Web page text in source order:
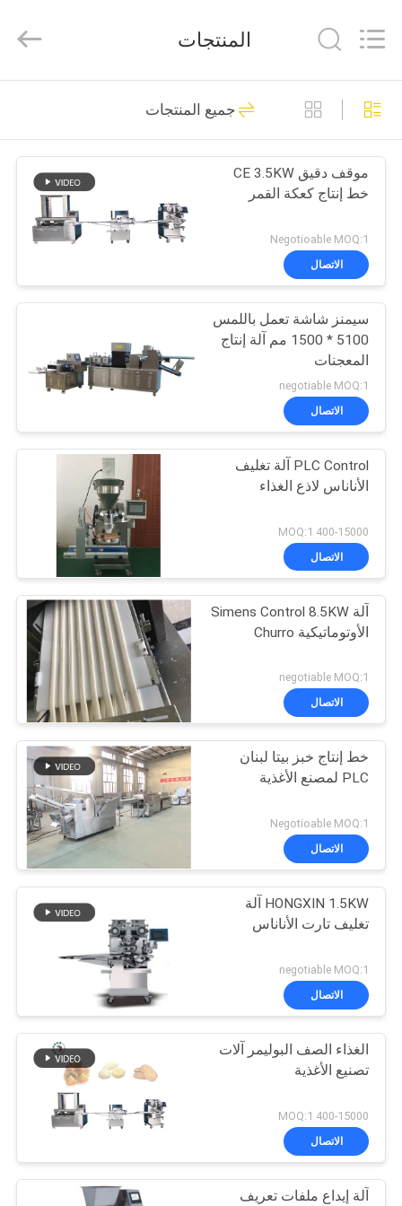
المنزل
المنتجات
برنامج
حولنا
جولة
المصنع
مراقبة
اتصل
بنا
أخبار
اطلب
اقتباس
الموقع
PRIVACY
POLICY
Machinery
Rights
خط انتاج الخبز
112
خط إنتاج خبز البيتا
9
خط إنتاج ملفات
تعريف الارتباط
84
خط إنتاج المعجنات
22
خط انتاج كعكة القمر
11
آلة كعكة محشوة على
البخار
23
المنتجات
جميع المنتجات
موقف دقيق CE 3.5KW
خط إنتاج كعكة القمر
Negotioable MOQ:1
الاتصال
سيمنز شاشة تعمل باللمس
5100 * 1500 مم آلة إنتاج
المعجنات
negotiable MOQ:1
الاتصال
PLC Control آلة تغليف
الأناناس لاذع الغذاء
400-15000 MOQ:1
الاتصال
آلة Simens Control 8.5KW
الأوتوماتيكية Churro
negotiable MOQ:1
الاتصال
خط إنتاج خبز بيتا لبنان
PLC لمصنع الأغذية
Negotioable MOQ:1
الاتصال
HONGXIN 1.5KW آلة
تغليف تارت الأناناس
negotiable MOQ:1
الاتصال
الغذاء الصف البوليمر آلات
تصنيع الأغذية
400-15000 MOQ:1
الاتصال
آلة إيداع ملفات تعريف